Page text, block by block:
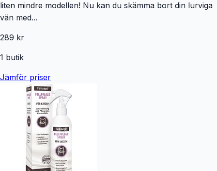
liten mindre modellen! Nu kan du skämma bort din lurviga
vän med...
289 kr
1 butik
Jämför priser